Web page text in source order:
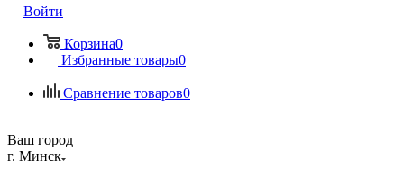
Войти
Корзина0
Избранные товары0
Сравнение товаров0
Ваш город
г. Минск